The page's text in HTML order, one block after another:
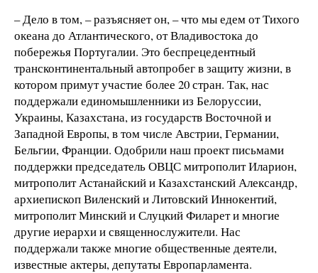
– Дело в том, – разъясняет он, – что мы едем от Тихого
океана до Атлантического, от Владивостока до
побережья Португалии. Это беспрецедентный
трансконтинентальный автопробег в защиту жизни, в
котором примут участие более 20 стран. Так, нас
поддержали единомышленники из Белоруссии,
Украины, Казахстана, из государств Восточной и
Западной Европы, в том числе Австрии, Германии,
Бельгии, Франции. Одобрили наш проект письмами
поддержки председатель ОВЦС митрополит Иларион,
митрополит Астанайский и Казахстанский Александр,
архиепископ Виленский и Литовский Иннокентий,
митрополит Минский и Слуцкий Филарет и многие
другие иерархи и священнослужители. Нас
поддержали также многие общественные деятели,
известные актеры, депутаты Европарламента.